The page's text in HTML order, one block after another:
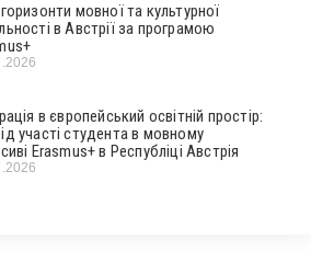
мовної та культурної
в Австрії за програмою
в європейський освітній простір:
участі студента в мовному
Erasmus+ в Республіці Австрія